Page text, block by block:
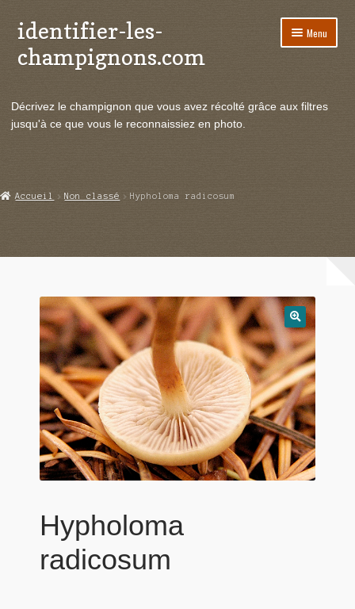
Aller
à
la
Aller
au
contenu
identifier-les-
champignons.com
Menu
le
Actualités
Echanges et contacts
Décrivez le champignon que vous avez récolté grâce aux filtres
jusqu'à ce que vous le reconnaissiez en photo.
Accueil Non classé Hypholoma radicosum
Hypholoma
radicosum